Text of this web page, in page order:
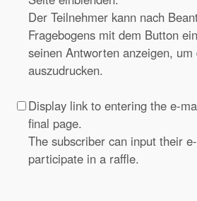
Der Teilnehmer kann nach
Fragebogens mit dem Button
seinen Antworten anzeigen,
auszudrucken.
Display link to entering the e-
final page.
The subscriber can input their
participate in a raffle.